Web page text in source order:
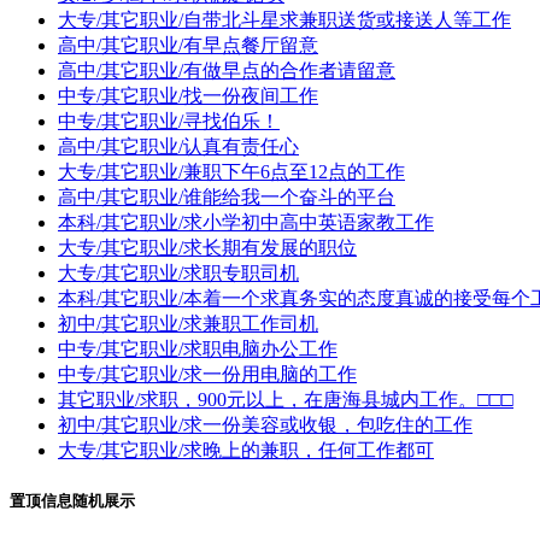
大专/其它职业/自带北斗星求兼职送货或接送人等工作
高中/其它职业/有早点餐厅留意
高中/其它职业/有做早点的合作者请留意
中专/其它职业/找一份夜间工作
中专/其它职业/寻找伯乐！
高中/其它职业/认真有责任心
大专/其它职业/兼职下午6点至12点的工作
高中/其它职业/谁能给我一个奋斗的平台
本科/其它职业/求小学初中高中英语家教工作
大专/其它职业/求长期有发展的职位
大专/其它职业/求职专职司机
本科/其它职业/本着一个求真务实的态度真诚的接受每个
初中/其它职业/求兼职工作司机
中专/其它职业/求职电脑办公工作
中专/其它职业/求一份用电脑的工作
其它职业/求职，900元以上，在唐海县城内工作。□□□
初中/其它职业/求一份美容或收银，包吃住的工作
大专/其它职业/求晚上的兼职，任何工作都可
置顶信息随机展示